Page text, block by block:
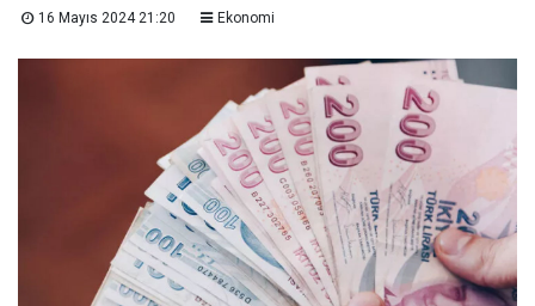
16 Mayıs 2024 21:20 Ekonomi